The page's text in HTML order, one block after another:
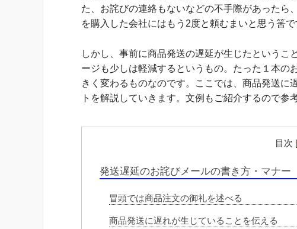
た、お詫びの連絡もないなどの不手際があったら
を購入した会社にはもう2度と頼むまいと思う筈で
しかし、事前に商品発送の遅延が生じたというこ
ージも少しは軽減するというもの。たった１本の
きく変わるものなのです。ここでは、商品発送に
トを解説していきます。文例もご紹介するので参
目次 [
発送遅延のお詫びメールの書き方・マナー
冒頭では商品注文の御礼を述べる
商品発送に遅れが生じていることを伝える